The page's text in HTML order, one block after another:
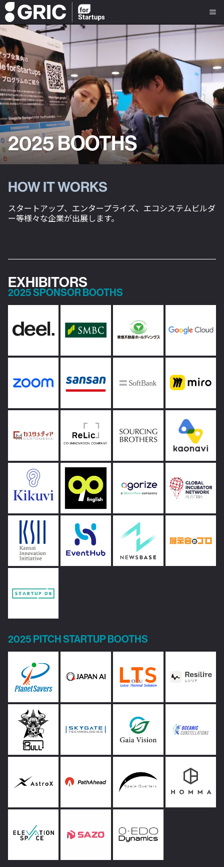
2025 BOOTHS
HOW IT WORKS
スタートアップ、エンタープライズ、エコシステムビルダ
ー等様々な企業が出展します。
EXHIBITORS
2025 SPONSOR BOOTHS
2025 PITCH STARTUP BOOTHS